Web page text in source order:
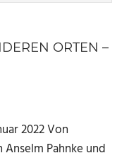
ORTEN –
2022 Von
Pahnke und